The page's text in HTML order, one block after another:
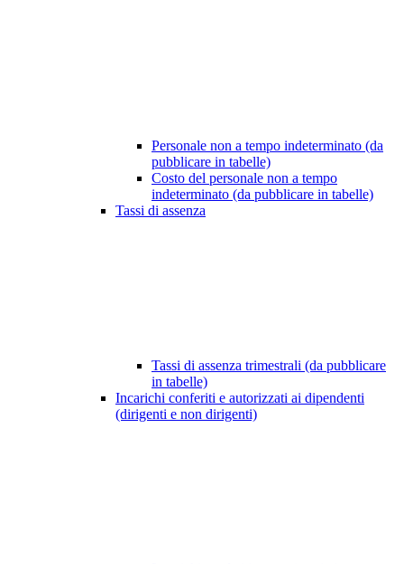
Personale non a tempo indeterminato (da
pubblicare in tabelle)
Costo del personale non a tempo
indeterminato (da pubblicare in tabelle)
Tassi di assenza
Tassi di assenza trimestrali (da pubblicare
in tabelle)
Incarichi conferiti e autorizzati ai dipendenti
(dirigenti e non dirigenti)